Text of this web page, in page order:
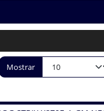
Mostrar